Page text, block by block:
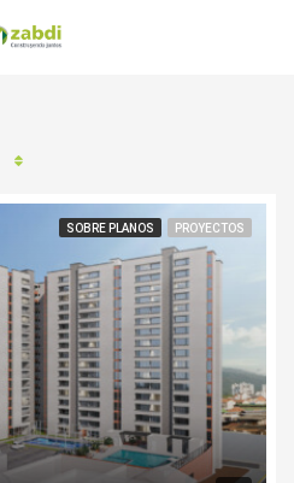
SOBRE PLANOS PROYECTOS